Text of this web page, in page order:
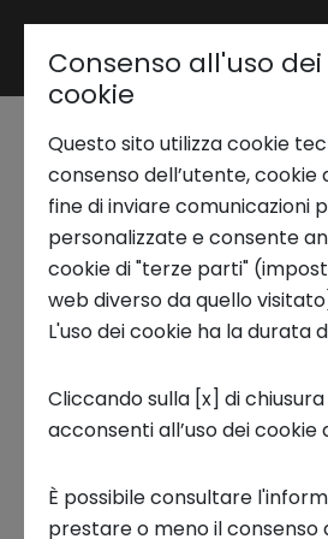
Trend Analysis
Applied Research
Startup Development
Business Transformation
Ecosystem enabling
Scrittura
Innovazione
narrazioni -
INNOVATION COFFEE PODCAST
Consenso all'uso dei
cookie
Questo sito utilizza cookie
consenso dell’utente, cookie
fine di inviare comunicazioni
personalizzate e consente
cookie di "terze parti"
web diverso da quello
L'uso dei cookie ha la durata
Cliccando sulla [x] di
acconsenti all’uso dei cookie
È possibile consultare
prestare o meno il consenso